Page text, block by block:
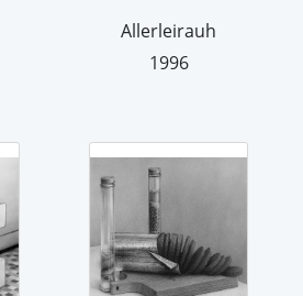
Allerleirauh
1996